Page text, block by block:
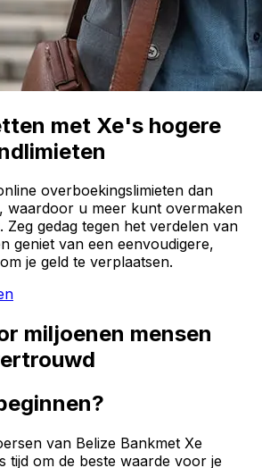
met Xe's hogere
overboekingslimieten dan
waardoor u meer kunt overmaken
Zeg gedag tegen het verdelen van
geniet van een eenvoudigere,
je geld te verplaatsen.
miljoenen mensen
van Belize Bankmet Xe
tijd om de beste waarde voor je